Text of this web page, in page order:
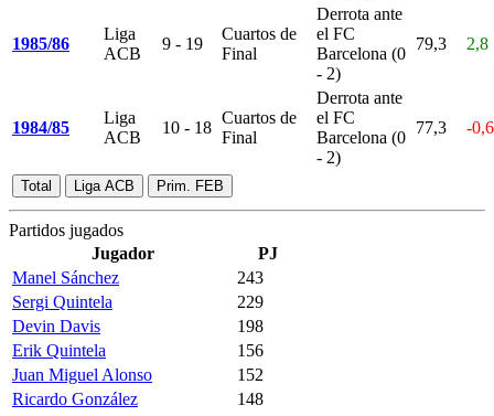
1985/86
Liga
ACB
9 - 19
Cuartos de
Final
Derrota ante
el FC
Barcelona (0
- 2)
79,3 2,8
1984/85
Liga
ACB
10 - 18
Cuartos de
Final
Derrota ante
el FC
Barcelona (0
- 2)
77,3 -0,6
Total Liga ACB Prim. FEB
Partidos jugados
Jugador
PJ
Manel Sánchez
243
Sergi Quintela
229
Devin Davis
198
Erik Quintela
156
Juan Miguel Alonso
152
Ricardo González
148